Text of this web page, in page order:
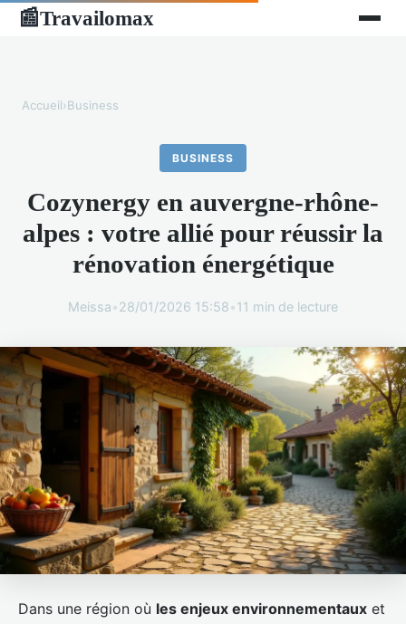
📰Travailomax
Accueil›Business
BUSINESS
Cozynergy en auvergne-rhône-
alpes : votre allié pour réussir la
rénovation énergétique
Meissa•28/01/2026 15:58•11 min de lecture
Dans une région où les enjeux environnementaux et